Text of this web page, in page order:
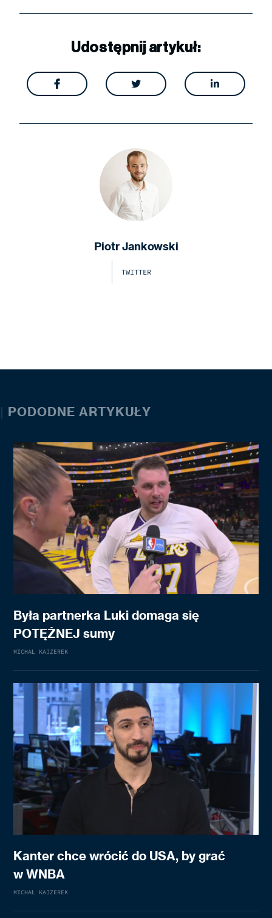
Udostępnij artykuł:
  
Piotr Jankowski
TWITTER
| PODODNE ARTYKUŁY
Była partnerka Luki domaga się
POTĘŻNEJ sumy
MICHAŁ KAJZEREK
Kanter chce wrócić do USA, by grać
w WNBA
MICHAŁ KAJZEREK